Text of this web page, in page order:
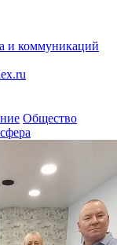
и коммуникаций
Общество